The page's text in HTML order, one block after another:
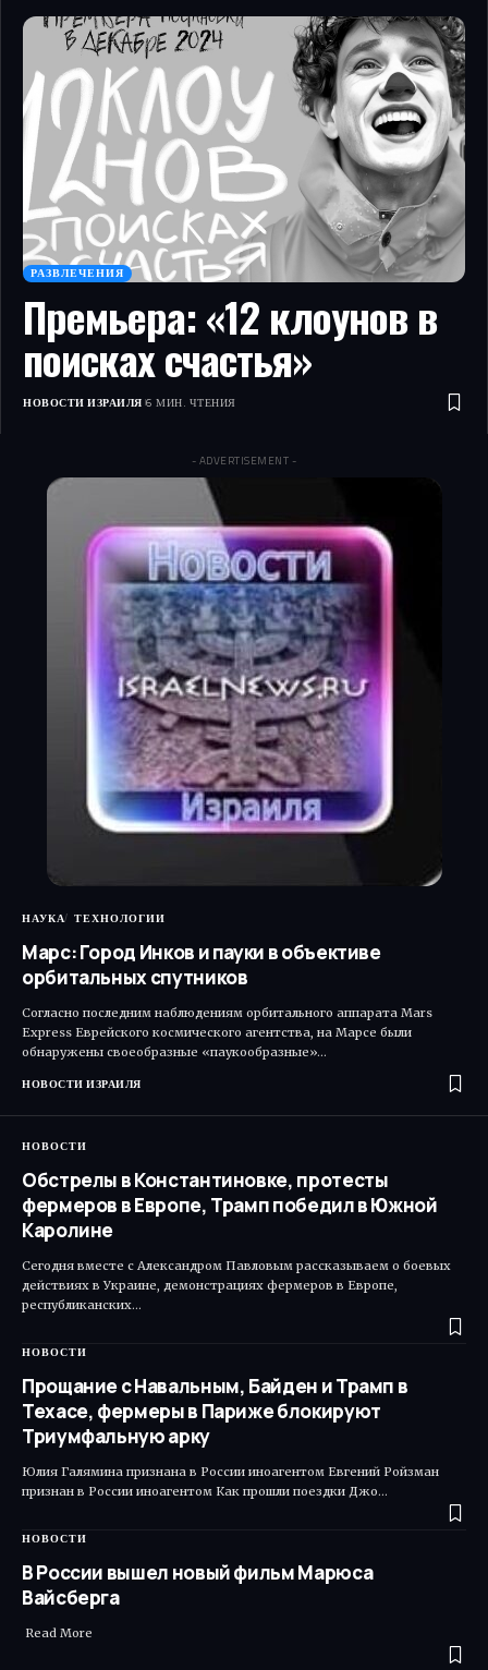
РАЗВЛЕЧЕНИЯ
Премьера: «12 клоунов в
поисках счастья»
НОВОСТИ ИЗРАИЛЯ 6 МИН. ЧТЕНИЯ
- ADVERTISEMENT -
НАУКА ТЕХНОЛОГИИ
Марс: Город Инков и пауки в объективе
орбитальных спутников
Согласно последним наблюдениям орбитального аппарата Mars
Express Еврейского космического агентства, на Марсе были
обнаружены своеобразные «паукообразные»…
НОВОСТИ ИЗРАИЛЯ
НОВОСТИ
Обстрелы в Константиновке, протесты
фермеров в Европе, Трамп победил в Южной
Каролине
Сегодня вместе с Александром Павловым рассказываем о боевых
действиях в Украине, демонстрациях фермеров в Европе,
республиканских…
НОВОСТИ
Прощание с Навальным, Байден и Трамп в
Техасе, фермеры в Париже блокируют
Триумфальную арку
Юлия Галямина признана в России иноагентом Евгений Ройзман
признан в России иноагентом Как прошли поездки Джо…
НОВОСТИ
В России вышел новый фильм Марюса
Вайсберга
​ Read More